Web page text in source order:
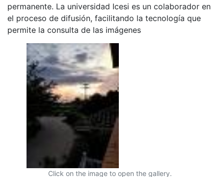
permanente. La universidad Icesi es un colaborador en
el proceso de difusión, facilitando la tecnología que
permite la consulta de las imágenes
Click on the image to open the gallery.